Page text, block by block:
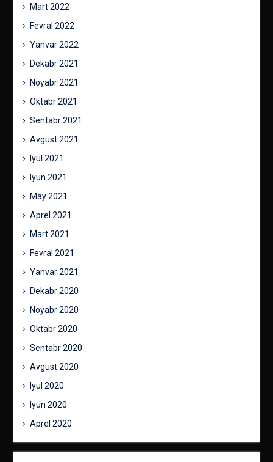
Mart 2022
Fevral 2022
Yanvar 2022
Dekabr 2021
Noyabr 2021
Oktabr 2021
Sentabr 2021
Avgust 2021
Iyul 2021
Iyun 2021
May 2021
Aprel 2021
Mart 2021
Fevral 2021
Yanvar 2021
Dekabr 2020
Noyabr 2020
Oktabr 2020
Sentabr 2020
Avgust 2020
Iyul 2020
Iyun 2020
Aprel 2020